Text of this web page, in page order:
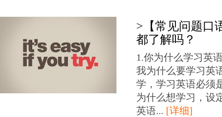
>【常见问题口
都了解吗？
1.你为什么学习英
我为什么要学习英
学，学习英语必须
为什么想学习，设
英语... [详细]